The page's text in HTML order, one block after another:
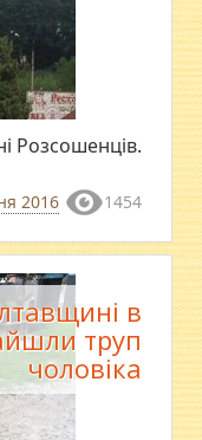
Розсошенців.
2016 1454
в
труп
чоловіка